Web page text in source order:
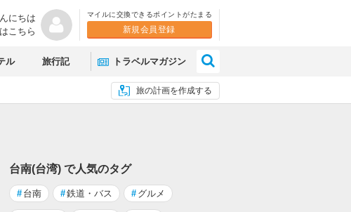
にちは
こちら
マイルに交換できるポイントがたまる
新規会員登録
ル 旅行記 トラベルマガジン
旅の計画を作成する
台南(台湾) で人気のタグ
# 台南 #鉄道・バス # グルメ